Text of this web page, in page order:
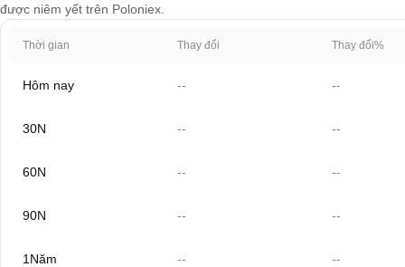
được niêm yết trên Poloniex.
Thời gian Thay đổi Thay đổi%
Hôm nay -- --
30N -- --
60N -- --
90N -- --
1Năm -- --